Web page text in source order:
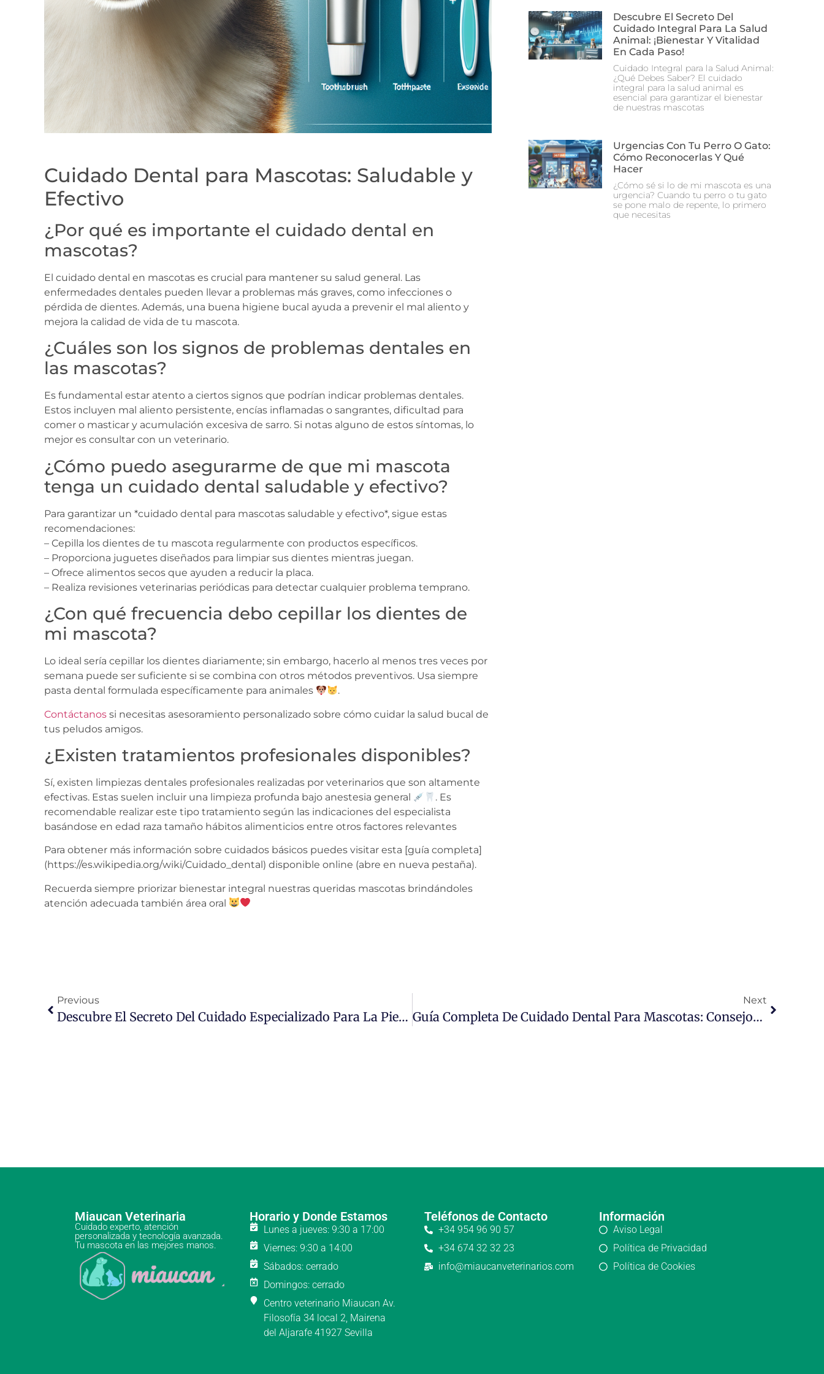
Cuidado Dental para Mascotas: Saludable y
Efectivo
¿Por qué es importante el cuidado dental en
mascotas?
El cuidado dental en mascotas es crucial para mantener su salud general. Las
enfermedades dentales pueden llevar a problemas más graves, como infecciones o
pérdida de dientes. Además, una buena higiene bucal ayuda a prevenir el mal aliento y
mejora la calidad de vida de tu mascota.
¿Cuáles son los signos de problemas dentales en
las mascotas?
Es fundamental estar atento a ciertos signos que podrían indicar problemas dentales.
Estos incluyen mal aliento persistente, encías inflamadas o sangrantes, dificultad para
comer o masticar y acumulación excesiva de sarro. Si notas alguno de estos síntomas, lo
mejor es consultar con un veterinario.
¿Cómo puedo asegurarme de que mi mascota
tenga un cuidado dental saludable y efectivo?
Para garantizar un *cuidado dental para mascotas saludable y efectivo*, sigue estas
recomendaciones:
– Cepilla los dientes de tu mascota regularmente con productos específicos.
– Proporciona juguetes diseñados para limpiar sus dientes mientras juegan.
– Ofrece alimentos secos que ayuden a reducir la placa.
– Realiza revisiones veterinarias periódicas para detectar cualquier problema temprano.
¿Con qué frecuencia debo cepillar los dientes de
mi mascota?
Lo ideal sería cepillar los dientes diariamente; sin embargo, hacerlo al menos tres veces por
semana puede ser suficiente si se combina con otros métodos preventivos. Usa siempre
pasta dental formulada específicamente para animales
.
Contáctanos si necesitas asesoramiento personalizado sobre cómo cuidar la salud bucal de
tus peludos amigos.
¿Existen tratamientos profesionales disponibles?
Sí, existen limpiezas dentales profesionales realizadas por veterinarios que son altamente
efectivas. Estas suelen incluir una limpieza profunda bajo anestesia general
. Es
recomendable realizar este tipo tratamiento según las indicaciones del especialista
basándose en edad raza tamaño hábitos alimenticios entre otros factores relevantes
Para obtener más información sobre cuidados básicos puedes visitar esta [guía completa]
(https://es.wikipedia.org/wiki/Cuidado_dental) disponible online (abre en nueva pestaña).
Recuerda siempre priorizar bienestar integral nuestras queridas mascotas brindándoles
atención adecuada también área oral
Descubre El Secreto Del
Cuidado Integral Para La Salud
Animal: ¡Bienestar Y Vitalidad
En Cada Paso!
Cuidado Integral para la Salud Animal:
¿Qué Debes Saber? El cuidado
integral para la salud animal es
esencial para garantizar el bienestar
de nuestras mascotas
Urgencias Con Tu Perro O Gato:
Cómo Reconocerlas Y Qué
Hacer
¿Cómo sé si lo de mi mascota es una
urgencia? Cuando tu perro o tu gato
se pone malo de repente, lo primero
que necesitas
Previous
Descubre El Secreto Del Cuidado Especializado Para La Piel De Tus Mascotas: ¡Salud Y Bienestar En Cada Caricia!
Next
Guía Completa De Cuidado Dental Para Mascotas: Consejos Esenciales Para Una Sonrisa Saludable
Miaucan Veterinaria
Cuidado experto, atención
personalizada y tecnología avanzada.
Tu mascota en las mejores manos.
Horario y Donde Estamos
Lunes a jueves: 9:30 a 17:00
Viernes: 9:30 a 14:00
Sábados: cerrado
Domingos: cerrado
Centro veterinario Miaucan Av.
Filosofía 34 local 2, Mairena
del Aljarafe 41927 Sevilla
Teléfonos de Contacto
+34 954 96 90 57
+34 674 32 32 23
info@miaucanveterinarios.com
Información
Aviso Legal
Política de Privacidad
Política de Cookies